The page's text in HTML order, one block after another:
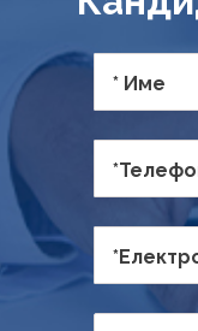
* Име